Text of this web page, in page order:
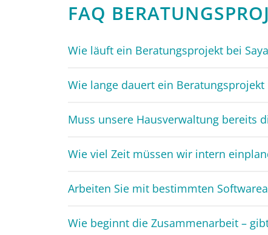
FAQ
Wie läuft ein Beratungsprojekt bei
Wie lange dauert ein
Muss unsere Hausverwaltung bereits
Wie viel Zeit müssen wir intern
Arbeiten Sie mit bestimmten
Wie beginnt die Zusammenarbeit –